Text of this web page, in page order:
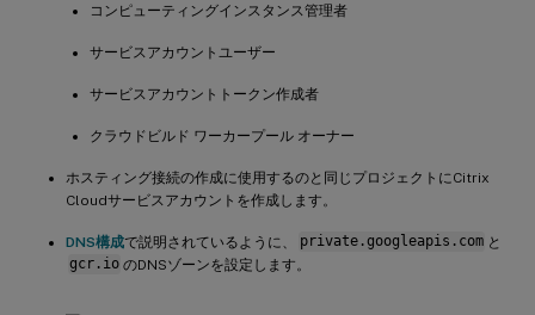
コンピューティングインスタンス管理者
サービスアカウントユーザー
サービスアカウントトークン作成者
クラウドビルド ワーカープール オーナー
ホスティング接続の作成に使用するのと同じプロジェクトにCitrix
Cloudサービスアカウントを作成します。
DNS構成で説明されているように、 private.googleapis.com と
gcr.io のDNSゾーンを設定します。